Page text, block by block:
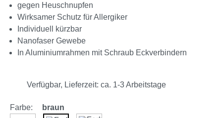
gegen Heuschnupfen
Wirksamer Schutz für Allergiker
Individuell kürzbar
Nanofaser Gewebe
In Aluminiumrahmen mit Schraub Eckverbindern
Verfügbar, Lieferzeit: ca. 1-3 Arbeitstage
Farbe: braun